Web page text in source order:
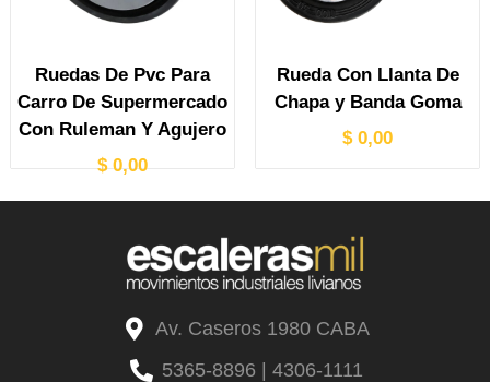
Ruedas De Pvc Para
Carro De Supermercado
Con Ruleman Y Agujero
$0,00
Rueda Con Llanta De
Chapa y Banda Goma
$0,00
Av. Caseros 1980 CABA
5365-8896 | 4306-1111